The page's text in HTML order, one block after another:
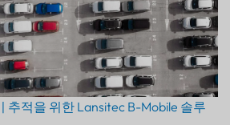
추적을 위한 Lansitec B-Mobile 솔루